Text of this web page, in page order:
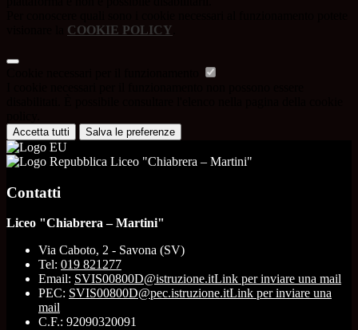
COOKIE POLICY
Accetta tutti Salva le preferenze
Liceo "Chiabrera – Martini"
Contatti
Liceo "Chiabrera – Martini"
Via Caboto, 2 - Savona (SV)
Tel: 019 821277
Email: SVIS00800D@istruzione.itLink per inviare una mail
PEC: SVIS00800D@pec.istruzione.itLink per inviare una
mail
C.F.: 92090320091